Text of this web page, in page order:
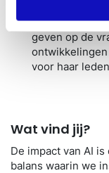
(Raad van
en
geven op de
voor haar
Wat vind jij?
De impact van AI
balans waarin we